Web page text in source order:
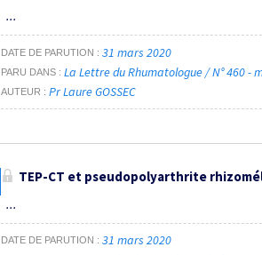
...
DATE DE PARUTION 31 mars 2020
PARU DANS La Lettre du Rhumatologue / N° 460 -
AUTEUR Pr Laure GOSSEC
TEP-CT et pseudopolyarthrite
...
DATE DE PARUTION 31 mars 2020